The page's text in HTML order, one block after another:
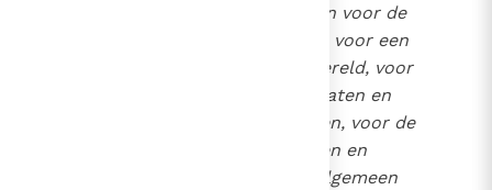
offer van verzoening, bidden voor de
algemene vrede der Kerken, voor een
rechtvaardige orde in de wereld, voor
de regeerders, voor de soldaten en
bondgenoten, voor de zieken, voor de
lijdenden; en wij allen bidden en
dragen dit offer op in het algemeen